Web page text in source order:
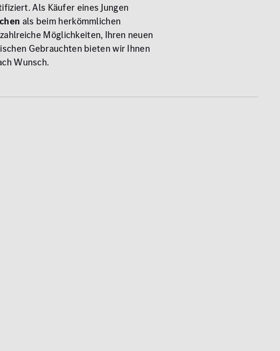
Als Käufer eines Jungen
als beim herkömmlichen
Möglichkeiten, Ihren neuen
Gebrauchten bieten wir Ihnen
Wunsch.